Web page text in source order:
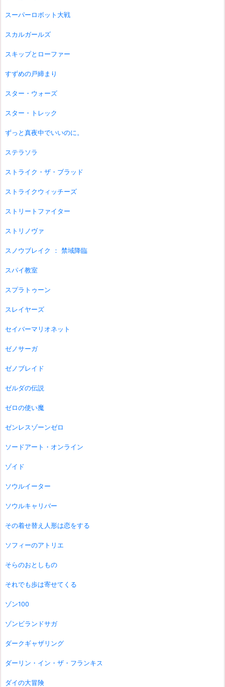
スーパーロボット大戦
スカルガールズ
スキップとローファー
すずめの戸締まり
スター・ウォーズ
スター・トレック
ずっと真夜中でいいのに。
ステラソラ
ストライク・ザ・ブラッド
ストライクウィッチーズ
ストリートファイター
ストリノヴァ
スノウブレイク ： 禁域降臨
スパイ教室
スプラトゥーン
スレイヤーズ
セイバーマリオネット
ゼノサーガ
ゼノブレイド
ゼルダの伝説
ゼロの使い魔
ゼンレスゾーンゼロ
ソードアート・オンライン
ゾイド
ソウルイーター
ソウルキャリバー
その着せ替え人形は恋をする
ソフィーのアトリエ
そらのおとしもの
それでも歩は寄せてくる
ゾン100
ゾンビランドサガ
ダークギャザリング
ダーリン・イン・ザ・フランキス
ダイの大冒険